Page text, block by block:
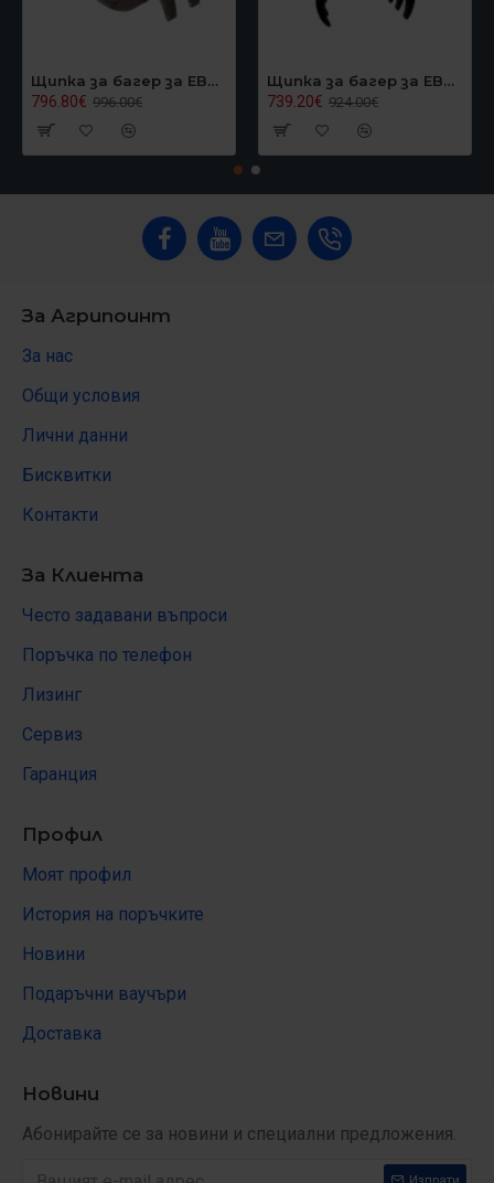
Щипка за багер за EB40, Graecus EB40GRAPPLER
796.80€ 996.00€
Щипка за багер за EB24/EB27, Graecus EB27GRAPPLER
739.20€ 924.00€
За Агрипоинт
За нас
Общи условия
Лични данни
Бисквитки
Контакти
За Клиента
Често задавани въпроси
Поръчка по телефон
Лизинг
Сервиз
Гаранция
Профил
Моят профил
История на поръчките
Новини
Подаръчни ваучъри
Доставка
Новини
Абонирайте се за новини и специални предложения.